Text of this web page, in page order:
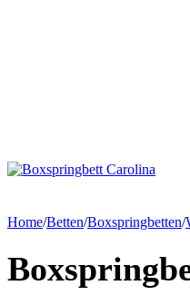
Home/Betten/Boxspring­betten/